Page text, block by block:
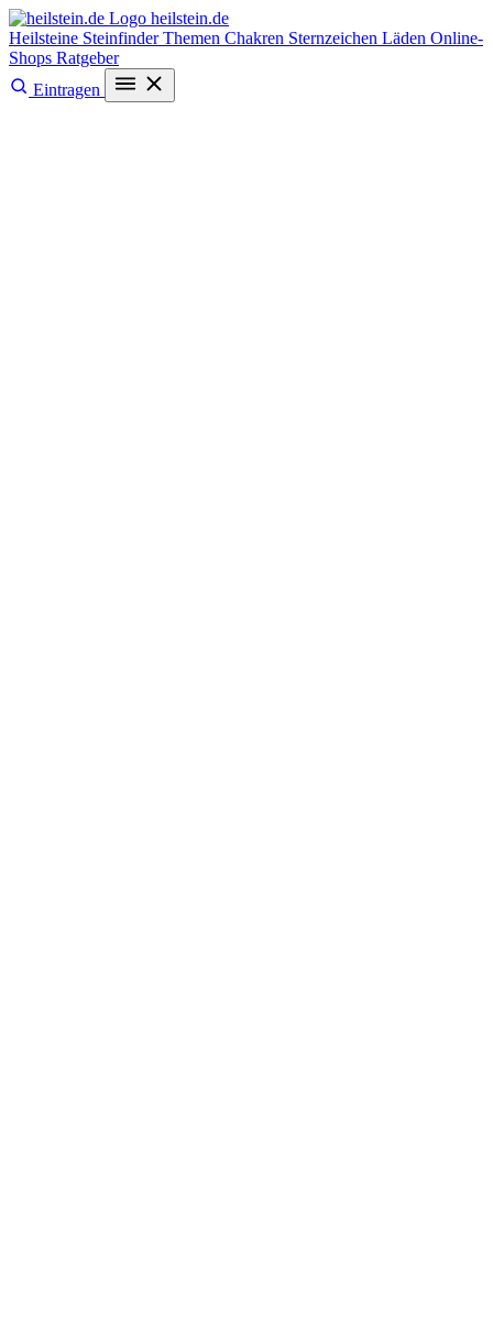
heilstein.de
Heilsteine SteinfinderThemen Chakren Sternzeichen Läden Online-
Shops Ratgeber
Eintragen